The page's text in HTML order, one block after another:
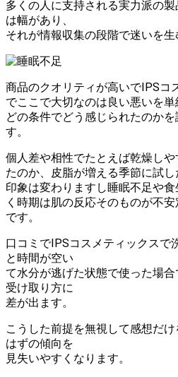
多くの人に支持される実力派の
は幅があり、
それが情報収集の段階で迷いを生
商品のクオリティが高いでIPSコ
でここで大切なのは良い悪いを単
どの条件でどう感じられたのか
す。
個人差や相性でたとえば乾燥し
たのか、皮脂が増える季節に試
印象は変わりますし睡眠不足や
く時期は肌の反応そのものが不
です。
口コミでIPSコスメティックスで
と時間が空い
て水分が逃げた状態で使った場
受け取り方に
差が出ます。
こうした前提を無視して感想だ
はずの傾向を
見失いやすくなります。